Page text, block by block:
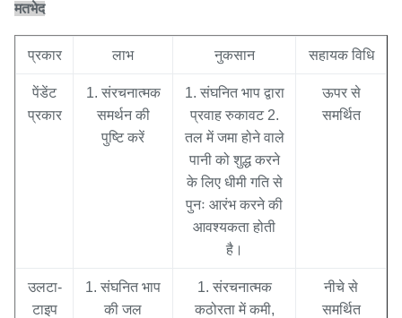
मतभेद
प्रकार लाभ नुकसान सहायक विधि
पेंडेंट
प्रकार
1. संरचनात्मक
समर्थन की
पुष्टि करें
1. संघनित भाप द्वारा
प्रवाह रुकावट 2.
तल में जमा होने वाले
पानी को शुद्ध करने
के लिए धीमी गति से
पुनः आरंभ करने की
आवश्यकता होती
है।
ऊपर से
समर्थित
उलटा-
टाइप
1. संघनित भाप
की जल
1. संरचनात्मक
कठोरता में कमी,
नीचे से
समर्थित